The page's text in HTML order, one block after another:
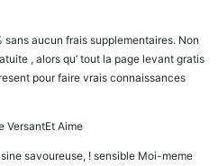
aucun frais supplementaires. Non
, alors qu’ tout la page levant gratis
pour faire vrais connaissances
VersantEt Aime
savoureuse, ! sensible Moi-meme